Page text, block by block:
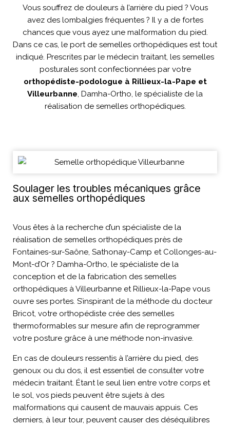
Vous souffrez de douleurs à l’arrière du pied ? Vous
avez des lombalgies fréquentes ? Il y a de fortes
chances que vous ayez une malformation du pied.
Dans ce cas, le port de semelles orthopédiques est tout
indiqué. Prescrites par le médecin traitant, les semelles
posturales sont confectionnées par votre
orthopédiste-podologue à Rillieux-la-Pape et
Villeurbanne, Damha-Ortho, le spécialiste de la
réalisation de semelles orthopédiques.
Soulager les troubles mécaniques grâce
aux semelles orthopédiques
Vous êtes à la recherche d’un spécialiste de la
réalisation de semelles orthopédiques près de
Fontaines-sur-Saône, Sathonay-Camp et Collonges-au-
Mont-d’Or ? Damha-Ortho, le spécialiste de la
conception et de la fabrication des semelles
orthopédiques à Villeurbanne et Rillieux-la-Pape vous
ouvre ses portes. S’inspirant de la méthode du docteur
Bricot, votre orthopédiste crée des semelles
thermoformables sur mesure afin de reprogrammer
votre posture grâce à une méthode non-invasive.
En cas de douleurs ressentis à l’arrière du pied, des
genoux ou du dos, il est essentiel de consulter votre
médecin traitant. Étant le seul lien entre votre corps et
le sol, vos pieds peuvent être sujets à des
malformations qui causent de mauvais appuis. Ces
derniers, à leur tour, peuvent causer des déséquilibres